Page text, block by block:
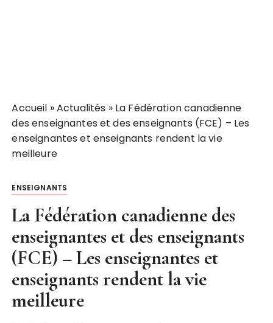
Accueil »Actualités » La Fédération canadienne
des enseignantes et des enseignants (FCE) – Les
enseignantes et enseignants rendent la vie
meilleure
ENSEIGNANTS
La Fédération canadienne des
enseignantes et des enseignants
(FCE) – Les enseignantes et
enseignants rendent la vie
meilleure